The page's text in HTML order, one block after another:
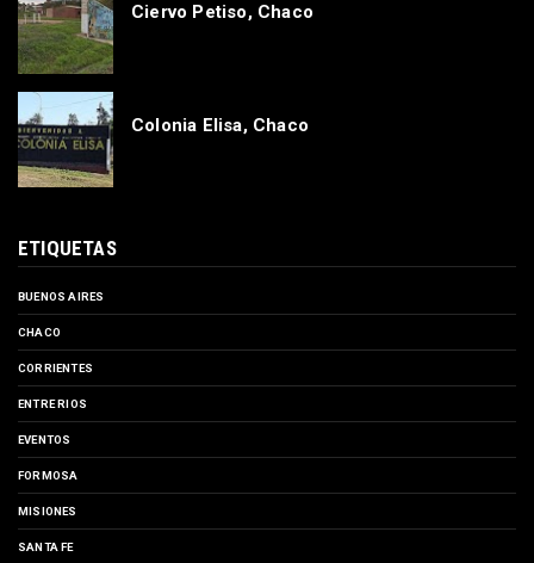
Ciervo Petiso, Chaco
Colonia Elisa, Chaco
ETIQUETAS
BUENOS AIRES
CHACO
CORRIENTES
ENTRE RIOS
EVENTOS
FORMOSA
MISIONES
SANTA FE